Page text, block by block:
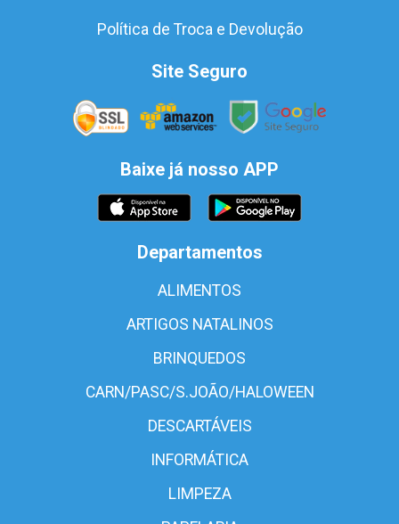
Política de Troca e Devolução
Site Seguro
Baixe já nosso APP
Departamentos
ALIMENTOS
ARTIGOS NATALINOS
BRINQUEDOS
CARN/PASC/S.JOÃO/HALOWEEN
DESCARTÁVEIS
INFORMÁTICA
LIMPEZA